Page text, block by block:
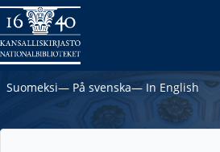
Suomeksi― På svenska― In English